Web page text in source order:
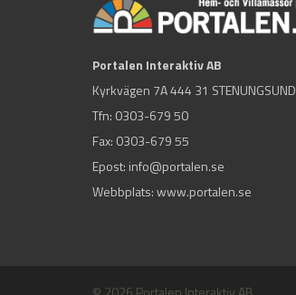
Portalen Interaktiv AB
Kyrkvägen 7A 444 31 STENUNGSUND
Tfn: 0303-679 50
Fax: 0303-679 55
Epost: info@portalen.se
Webbplats: www.portalen.se